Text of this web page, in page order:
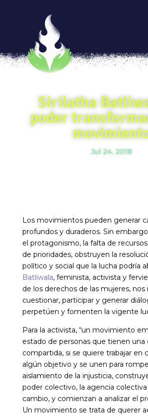
Sirilatha
poder
Jul 24, 2018
Los movimientos pueden generar
profundos y duraderos. Sin
el protagonismo, la falta de
de prioridades, obstruyen la
político y social que la lucha podría
Batliwala, feminista, activista y
de los derechos de las mujeres, nos
cuestionar, participar y generar
perpetúen y fomenten la vigente
Para la activista, “un movimiento
estado de personas que tienen una
compartida, si se quiere trabajar en
algún objetivo y se unen para
aislamiento de la injusticia,
poder colectivo, la agencia colectiva
cambio, y comienzan a analizar el
Un movimiento se trata de querer